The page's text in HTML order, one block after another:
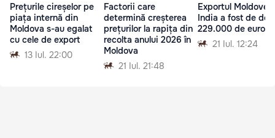
Prețurile cireșelor pe
piața internă din
Moldova s-au egalat
cu cele de export
13 Iul. 22:00
Factorii care
determină creșterea
prețurilor la rapița din
recolta anului 2026 în
Moldova
21 Iul. 21:48
Exportul Moldovei
India a fost de
229.000 de euro
21 Iul. 12:24